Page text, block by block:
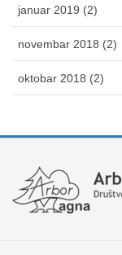
januar 2019 (2)
novembar 2018 (2)
oktobar 2018 (2)